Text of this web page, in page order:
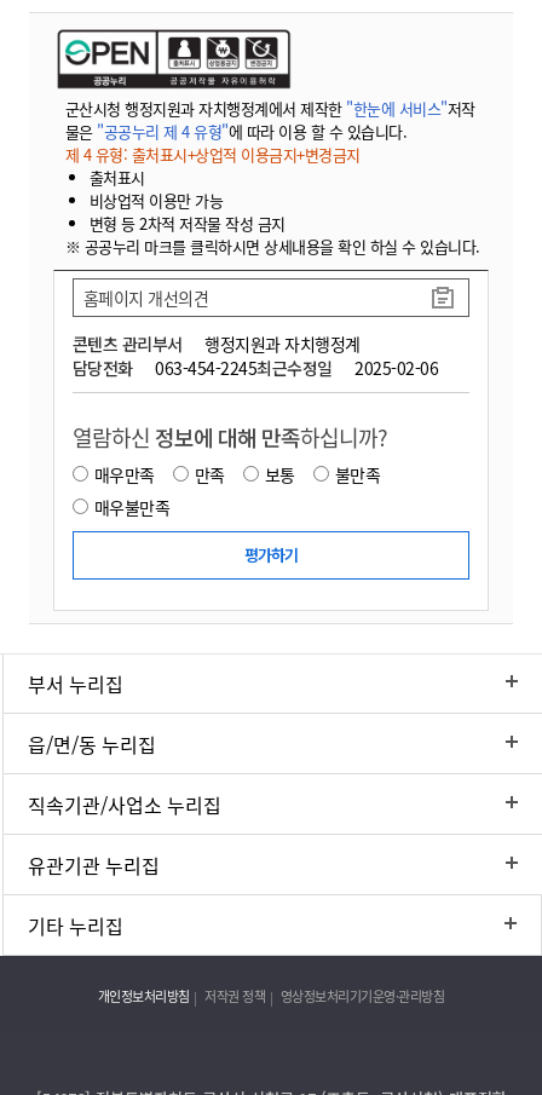
군산시청 행정지원과 자치행정계에서 제작한 "한눈에 서비스"저작
물은 "공공누리 제 4 유형"에 따라 이용 할 수 있습니다.
제 4 유형: 출처표시+상업적 이용금지+변경금지
출처표시
비상업적 이용만 가능
변형 등 2차적 저작물 작성 금지
※ 공공누리 마크를 클릭하시면 상세내용을 확인 하실 수 있습니다.
콘텐츠 관리부서
행정지원과 자치행정계
담당전화
063-454-2245최근수정일 2025-02-06
홈페이지 개선의견
열람하신 정보에 대해 만족하십니까?
매우만족 만족 보통
불만족
매우불만족
부서 누리집
읍/면/동 누리집
직속기관/사업소 누리집
유관기관 누리집
기타 누리집
개인정보처리방침 저작권 정책 영상정보처리기기운영·관리방침